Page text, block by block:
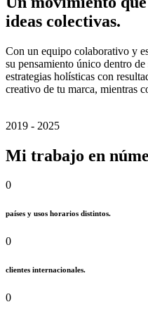
ideas colectivas.
Con un equipo colaborativo y
su pensamiento único dentro
estrategias holísticas con
creativo de tu marca, mientras
2019 - 2025
Mi trabajo en
0
países y usos horarios distintos.
0
clientes internacionales.
0